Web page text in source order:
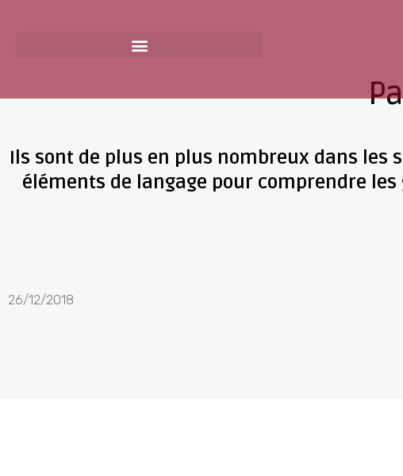
Ils sont de plus en plus nombreux dans les
éléments de langage pour comprendre
26/12/2018